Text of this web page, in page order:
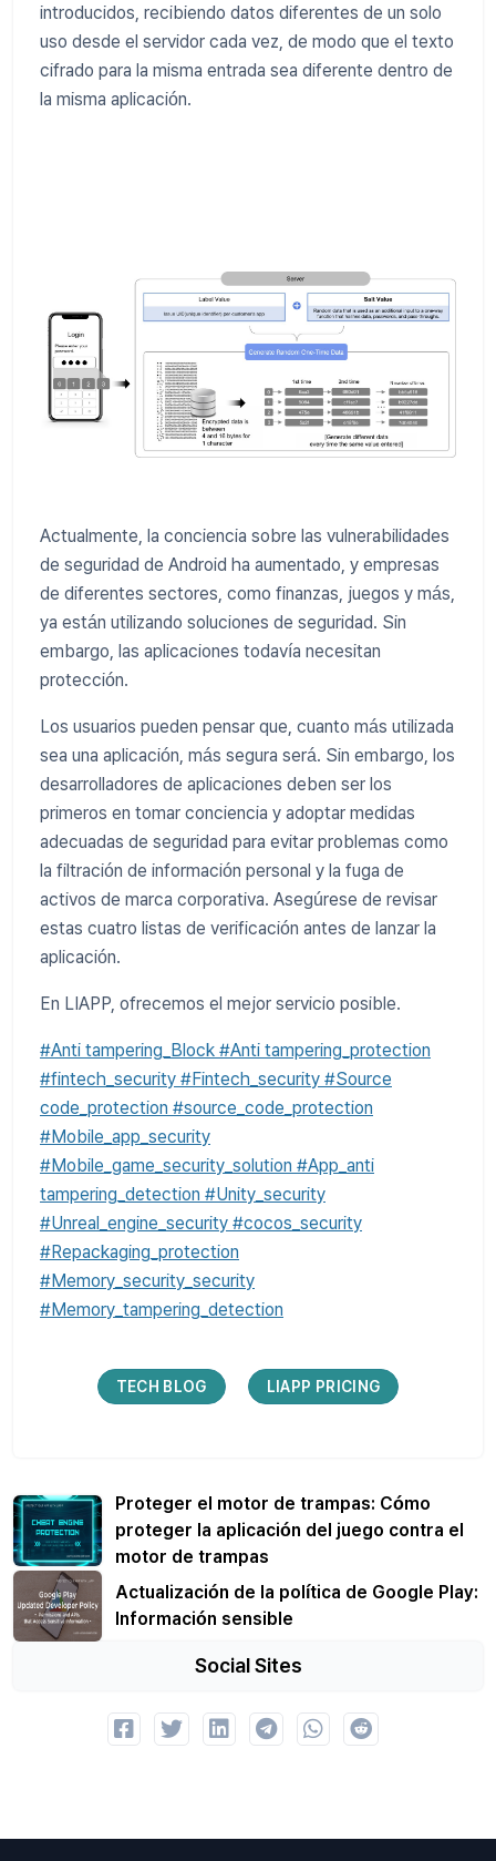
introducidos, recibiendo datos diferentes de un solo
uso desde el servidor cada vez, de modo que el texto
cifrado para la misma entrada sea diferente dentro de
la misma aplicación.
Actualmente, la conciencia sobre las vulnerabilidades
de seguridad de Android ha aumentado, y empresas
de diferentes sectores, como finanzas, juegos y más,
ya están utilizando soluciones de seguridad. Sin
embargo, las aplicaciones todavía necesitan
protección.
Los usuarios pueden pensar que, cuanto más utilizada
sea una aplicación, más segura será. Sin embargo, los
desarrolladores de aplicaciones deben ser los
primeros en tomar conciencia y adoptar medidas
adecuadas de seguridad para evitar problemas como
la filtración de información personal y la fuga de
activos de marca corporativa. Asegúrese de revisar
estas cuatro listas de verificación antes de lanzar la
aplicación.
En LIAPP, ofrecemos el mejor servicio posible.
#Anti tampering_Block #Anti tampering_protection
#fintech_security #Fintech_security #Source
code_protection #source_code_protection
#Mobile_app_security
#Mobile_game_security_solution #App_anti
tampering_detection #Unity_security
#Unreal_engine_security #cocos_security
#Repackaging_protection
#Memory_security_security
#Memory_tampering_detection
TECH BLOG LIAPP PRICING
Proteger el motor de trampas: Cómo
proteger la aplicación del juego contra el
motor de trampas
Actualización de la política de Google Play:
Información sensible
Social Sites